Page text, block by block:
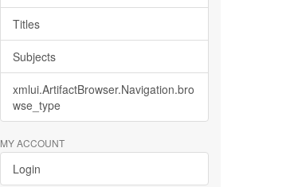
Titles
Subjects
xmlui.ArtifactBrowser.Navigation.bro
wse_type
MY ACCOUNT
Login